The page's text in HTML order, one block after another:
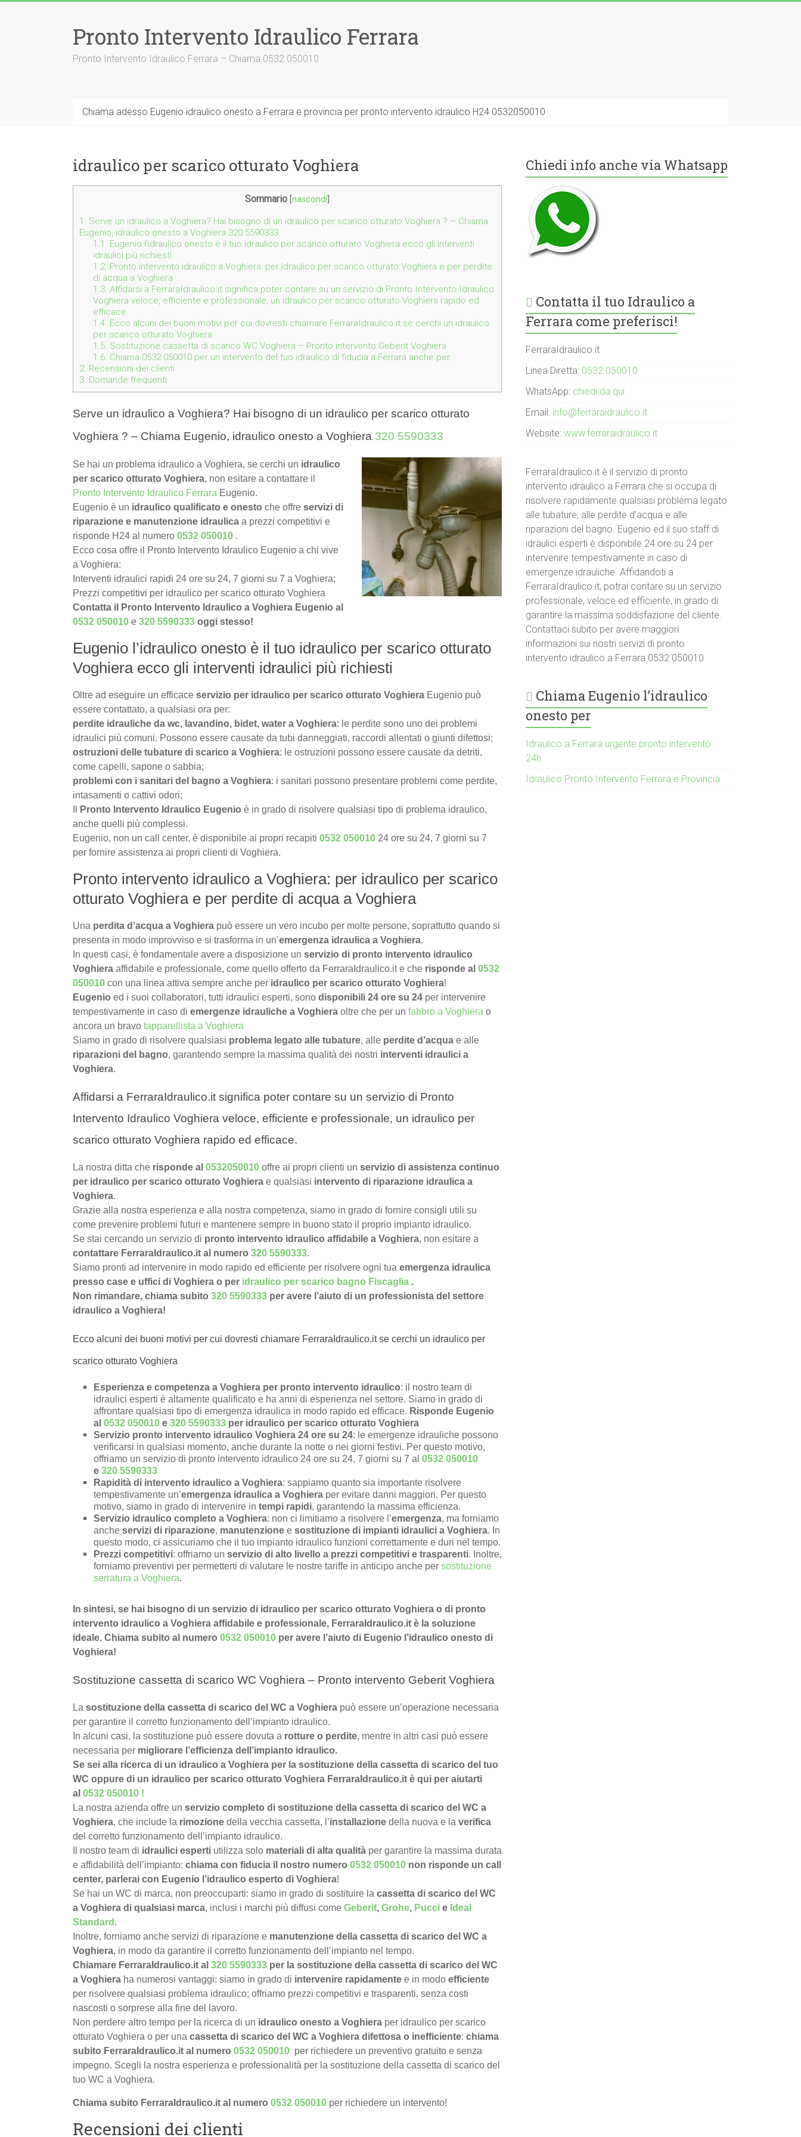
Pronto Intervento Idraulico Ferrara
Pronto Intervento Idraulico Ferrara – Chiama 0532 050010
Chiama adesso Eugenio idraulico onesto a Ferrara e provincia per pronto intervento idraulico H24 0532050010
idraulico per scarico otturato Voghiera
Sommario nascondi
1. Serve un idraulico a Voghiera? Hai bisogno di un idraulico per scarico otturato Voghiera ? – Chiama
Eugenio, idraulico onesto a Voghiera 320 5590333
1.1. Eugenio l’idraulico onesto è il tuo idraulico per scarico otturato Voghiera ecco gli interventi
idraulici più richiesti
1.2. Pronto intervento idraulico a Voghiera: per idraulico per scarico otturato Voghiera e per perdite
di acqua a Voghiera
1.3. Affidarsi a FerraraIdraulico.it significa poter contare su un servizio di Pronto Intervento Idraulico
Voghiera veloce, efficiente e professionale, un idraulico per scarico otturato Voghiera rapido ed
efficace.
1.4. Ecco alcuni dei buoni motivi per cui dovresti chiamare FerraraIdraulico.it se cerchi un idraulico
per scarico otturato Voghiera
1.5. Sostituzione cassetta di scarico WC Voghiera – Pronto intervento Geberit Voghiera
1.6. Chiama 0532 050010 per un intervento del tuo idraulico di fiducia a Ferrara anche per:
2. Recensioni dei clienti
3. Domande frequenti
Serve un idraulico a Voghiera? Hai bisogno di un idraulico per scarico otturato
Voghiera ? – Chiama Eugenio, idraulico onesto a Voghiera 320 5590333
Se hai un problema idraulico a Voghiera, se cerchi un idraulico
per scarico otturato Voghiera, non esitare a contattare il
Pronto Intervento Idraulico Ferrara Eugenio.
Eugenio è un idraulico qualificato e onesto che offre servizi di
riparazione e manutenzione idraulica a prezzi competitivi e
risponde H24 al numero 0532 050010 .
Ecco cosa offre il Pronto Intervento Idraulico Eugenio a chi vive
a Voghiera:
Interventi idraulici rapidi 24 ore su 24, 7 giorni su 7 a Voghiera;
Prezzi competitivi per idraulico per scarico otturato Voghiera
Contatta il Pronto Intervento Idraulico a Voghiera Eugenio al
0532 050010 e 320 5590333 oggi stesso!
Eugenio l’idraulico onesto è il tuo idraulico per scarico otturato
Voghiera ecco gli interventi idraulici più richiesti
Oltre ad eseguire un efficace servizio per idraulico per scarico otturato Voghiera Eugenio può
essere contattato, a qualsiasi ora per:
perdite idrauliche da wc, lavandino, bidet, water a Voghiera: le perdite sono uno dei problemi
idraulici più comuni. Possono essere causate da tubi danneggiati, raccordi allentati o giunti difettosi;
ostruzioni delle tubature di scarico a Voghiera: le ostruzioni possono essere causate da detriti,
come capelli, sapone o sabbia;
problemi con i sanitari del bagno a Voghiera: i sanitari possono presentare problemi come perdite,
intasamenti o cattivi odori;
Pronto Intervento Idraulico Eugenio è in grado di risolvere qualsiasi tipo di problema idraulico,
anche quelli più complessi.
Eugenio, non un call center, è disponibile ai propri recapiti 0532 050010 24 ore su 24, 7 giorni su 7
per fornire assistenza ai propri clienti di Voghiera.
Pronto intervento idraulico a Voghiera: per idraulico per scarico
otturato Voghiera e per perdite di acqua a Voghiera
Una perdita d’acqua a Voghiera può essere un vero incubo per molte persone, soprattutto quando si
presenta in modo improvviso e si trasforma in un’emergenza idraulica a Voghiera.
In questi casi, è fondamentale avere a disposizione un servizio di pronto intervento idraulico
Voghiera affidabile e professionale, come quello offerto da FerraraIdraulico.it e che risponde al 0532
050010 con una linea attiva sempre anche per idraulico per scarico otturato Voghiera!
Eugenio ed i suoi collaboratori, tutti idraulici esperti, sono disponibili 24 ore su 24 per intervenire
tempestivamente in caso di emergenze idrauliche a Voghiera oltre che per un fabbro a Voghiera o
ancora un bravo tapparellista a Voghiera
Siamo in grado di risolvere qualsiasi problema legato alle tubature, alle perdite d’acqua e alle
riparazioni del bagno, garantendo sempre la massima qualità dei nostri interventi idraulici a
Voghiera.
Affidarsi a FerraraIdraulico.it significa poter contare su un servizio di Pronto
Intervento Idraulico Voghiera veloce, efficiente e professionale, un idraulico per
scarico otturato Voghiera rapido ed efficace.
La nostra ditta che risponde al 0532050010 offre ai propri clienti un servizio di assistenza continuo
per idraulico per scarico otturato Voghiera e qualsiasi intervento di riparazione idraulica a
Voghiera.
Grazie alla nostra esperienza e alla nostra competenza, siamo in grado di fornire consigli utili su
come prevenire problemi futuri e mantenere sempre in buono stato il proprio impianto idraulico.
Se stai cercando un servizio di pronto intervento idraulico affidabile a Voghiera, non esitare a
contattare FerraraIdraulico.it al numero 320 5590333.
Siamo pronti ad intervenire in modo rapido ed efficiente per risolvere ogni tua emergenza idraulica
presso case e uffici di Voghiera o per idraulico per scarico bagno Fiscaglia .
Non rimandare, chiama subito 320 5590333 per avere l’aiuto di un professionista del settore
idraulico a Voghiera!
Ecco alcuni dei buoni motivi per cui dovresti chiamare FerraraIdraulico.it se cerchi un idraulico per
scarico otturato Voghiera
Esperienza e competenza a Voghiera per pronto intervento idraulico: il nostro team di
idraulici esperti è altamente qualificato e ha anni di esperienza nel settore. Siamo in grado di
affrontare qualsiasi tipo di emergenza idraulica in modo rapido ed efficace. Risponde Eugenio
al 0532 050010 e 320 5590333 per idraulico per scarico otturato Voghiera
Servizio pronto intervento idraulico Voghiera 24 ore su 24: le emergenze idrauliche possono
verificarsi in qualsiasi momento, anche durante la notte o nei giorni festivi. Per questo motivo,
offriamo un servizio di pronto intervento idraulico 24 ore su 24, 7 giorni su 7 al 0532 050010
e 320 5590333
Rapidità di intervento idraulico a Voghiera: sappiamo quanto sia importante risolvere
tempestivamente un’emergenza idraulica a Voghiera per evitare danni maggiori. Per questo
motivo, siamo in grado di intervenire in tempi rapidi, garantendo la massima efficienza.
Servizio idraulico completo a Voghiera: non ci limitiamo a risolvere l’emergenza, ma forniamo
anche servizi di riparazione, manutenzione e sostituzione di impianti idraulici a Voghiera. In
questo modo, ci assicuriamo che il tuo impianto idraulico funzioni correttamente e duri nel tempo.
Prezzi competitivi: offriamo un servizio di alto livello a prezzi competitivi e trasparenti. Inoltre,
forniamo preventivi per permetterti di valutare le nostre tariffe in anticipo anche per sostituzione
serratura a Voghiera.
In sintesi, se hai bisogno di un servizio di idraulico per scarico otturato Voghiera o di pronto
intervento idraulico a Voghiera affidabile e professionale, FerraraIdraulico.it è la soluzione
ideale. Chiama subito al numero 0532 050010 per avere l’aiuto di Eugenio l’idraulico onesto di
Voghiera!
Sostituzione cassetta di scarico WC Voghiera – Pronto intervento Geberit Voghiera
La sostituzione della cassetta di scarico del WC a Voghiera può essere un’operazione necessaria
per garantire il corretto funzionamento dell’impianto idraulico.
In alcuni casi, la sostituzione può essere dovuta a rotture o perdite, mentre in altri casi può essere
necessaria per migliorare l’efficienza dell’impianto idraulico.
Se sei alla ricerca di un idraulico a Voghiera per la sostituzione della cassetta di scarico del tuo
WC oppure di un idraulico per scarico otturato Voghiera FerraraIdraulico.it è qui per aiutarti
al 0532 050010 !
La nostra azienda offre un servizio completo di sostituzione della cassetta di scarico del WC a
Voghiera, che include la rimozione della vecchia cassetta, l’installazione della nuova e la verifica
del corretto funzionamento dell’impianto idraulico.
Il nostro team di idraulici esperti utilizza solo materiali di alta qualità per garantire la massima durata
e affidabilità dell’impianto: chiama con fiducia il nostro numero 0532 050010 non risponde un call
center, parlerai con Eugenio l’idraulico esperto di Voghiera!
Se hai un WC di marca, non preoccuparti: siamo in grado di sostituire la cassetta di scarico del WC
a Voghiera di qualsiasi marca, inclusi i marchi più diffusi come Geberit, Grohe, Pucci e Ideal
Standard .
Inoltre, forniamo anche servizi di riparazione e manutenzione della cassetta di scarico del WC a
Voghiera, in modo da garantire il corretto funzionamento dell’impianto nel tempo.
Chiamare FerraraIdraulico.it al 320 5590333 per la sostituzione della cassetta di scarico del WC
a Voghiera ha numerosi vantaggi: siamo in grado di intervenire rapidamente e in modo efficiente
per risolvere qualsiasi problema idraulico; offriamo prezzi competitivi e trasparenti, senza costi
nascosti o sorprese alla fine del lavoro.
Non perdere altro tempo per la ricerca di un idraulico onesto a Voghiera per idraulico per scarico
otturato Voghiera o per una cassetta di scarico del WC a Voghiera difettosa o inefficiente: chiama
subito FerraraIdraulico.it al numero 0532 050010 per richiedere un preventivo gratuito e senza
impegno. Scegli la nostra esperienza e professionalità per la sostituzione della cassetta di scarico del
tuo WC a Voghiera.
Chiama subito FerraraIdraulico.it al numero 0532 050010 per richiedere un intervento!
Recensioni dei clienti
Chiedi info anche via Whatsapp
Contatta il tuo Idraulico a
Ferrara come preferisci!
FerraraIdraulico.it
Linea Diretta: 0532 050010
WhatsApp: chiedi da qui
Email: info@ferraraidraulico.it
Website:www.ferraraidraulico.it
FerraraIdraulico.it è il servizio di pronto
intervento idraulico a Ferrara che si occupa di
risolvere rapidamente qualsiasi problema legato
alle tubature, alle perdite d’acqua e alle
riparazioni del bagno. Eugenio ed il suo staff di
idraulici esperti è disponibile 24 ore su 24 per
intervenire tempestivamente in caso di
emergenze idrauliche. Affidandoti a
FerraraIdraulico.it, potrai contare su un servizio
professionale, veloce ed efficiente, in grado di
garantire la massima soddisfazione del cliente.
Contattaci subito per avere maggiori
informazioni sui nostri servizi di pronto
intervento idraulico a Ferrara 0532 050010
Chiama Eugenio l’idraulico
onesto per
Idraulico a Ferrara urgente pronto intervento
24h
Idraulico Pronto Intervento Ferrara e Provincia